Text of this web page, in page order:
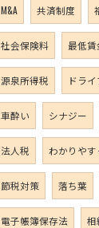
M&A 共済制度
社会保険料 最低賃
源泉所得税 ドライ
車酔い シナジー
法人税 わかりやす
節税対策 落ち葉
電子帳簿保存法 相